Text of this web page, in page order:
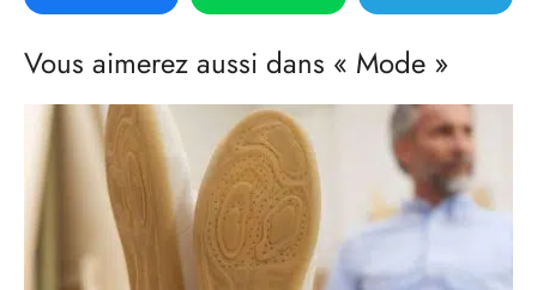
Vous aimerez aussi dans « Mode »